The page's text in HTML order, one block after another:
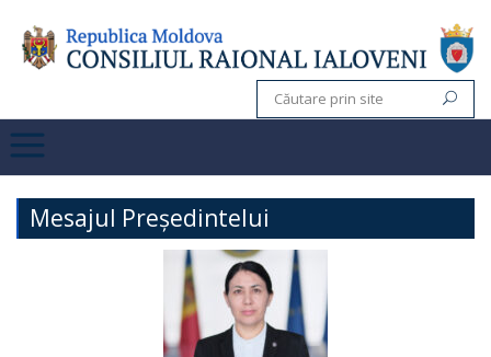
Mesajul Președintelui